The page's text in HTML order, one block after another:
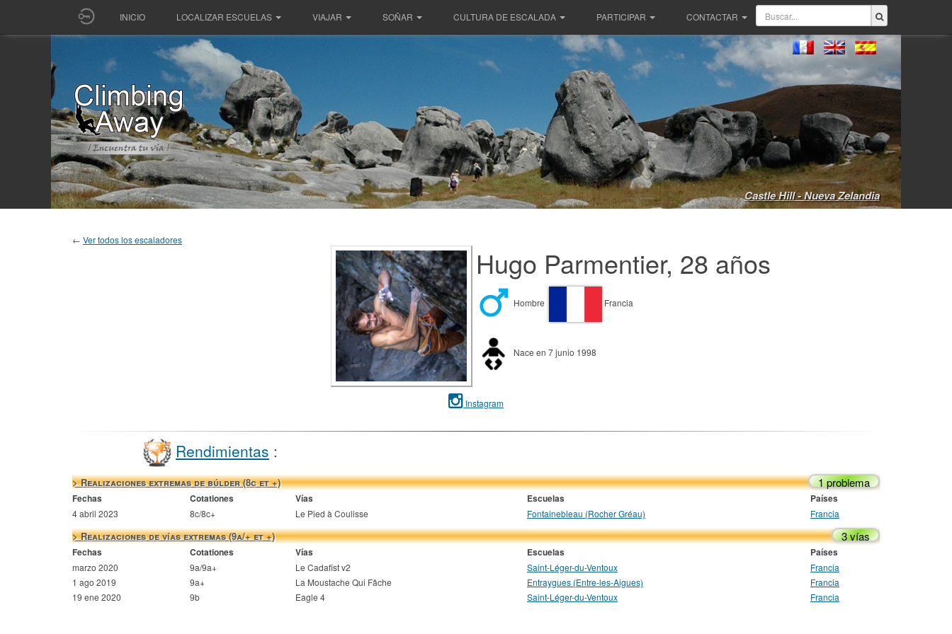
INICIO LOCALIZAR ESCUELAS VIAJAR SOÑAR CULTURA DE ESCALADA PARTICIPAR CONTACTAR
Castle Hill - Nueva Zelandia
← Ver todos los escaladores
Hugo Parmentier, 28 años
Hombre Francia
Nace en 7 junio 1998
Instagram
Rendimientas :
> Realizaciones extremas de búlder (8c et +) 1 problema
Fechas Cotationes Vías Escuelas Países
4 abril 2023 8c/8c+ Le Pied à Coulisse Fontainebleau (Rocher Gréau) Francia
> Realizaciones de vías extremas (9a/+ et +) 3 vías
Fechas Cotationes Vías Escuelas Países
marzo 2020 9a/9a+ Le Cadafist v2 Saint-Léger-du-Ventoux
Francia
1 ago 2019
9a+ La Moustache Qui Fâche Entraygues (Entre-les-Aigues)
Francia
19 ene 2020
9b Eagle 4 Saint-Léger-du-Ventoux Francia